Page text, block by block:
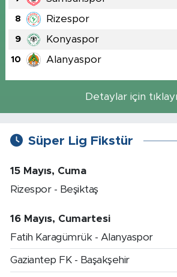
8 Rizespor
9 Konyaspor
10 Alanyaspor
Detaylar için
Süper Lig Fikstür
15 Mayıs, Cuma
Rizespor - Beşiktaş
16 Mayıs, Cumartesi
Fatih Karagümrük - Alanyaspor
Gaziantep FK - Başakşehir